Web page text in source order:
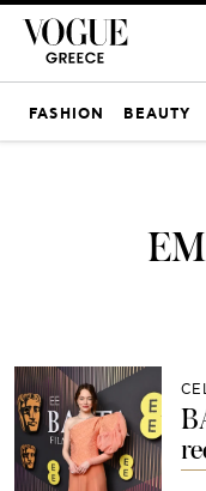
FASHION BEAUTY